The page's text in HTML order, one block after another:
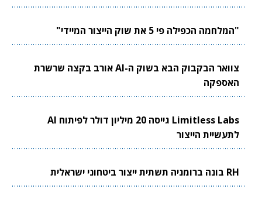
"המלחמה הכפילה פי 5 את שוק הייצור המיידי"
צוואר הבקבוק הבא בשוק ה-AI אורב בקצה שרשרת
האספקה
Limitless Labs גייסה 20 מיליון דולר לפיתוח AI
לתעשיית הייצור
RH בונה ברומניה תשתית ייצור ביטחוני ישראלית